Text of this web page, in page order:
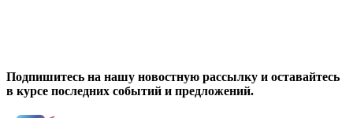
Подпишитесь на нашу новостную рассылку и оставайтесь
в курсе последних событий и предложений.